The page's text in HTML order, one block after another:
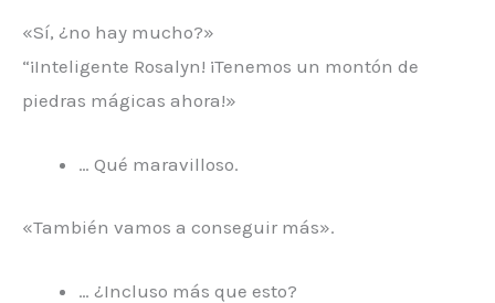
«Sí, ¿no hay mucho?»
“¡Inteligente Rosalyn! ¡Tenemos un montón de
piedras mágicas ahora!»
… Qué maravilloso.
«También vamos a conseguir más».
… ¿Incluso más que esto?